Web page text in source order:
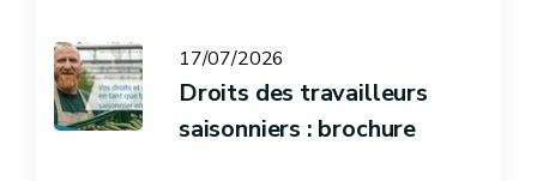
17/07/2026
Droits des travailleurs
saisonniers : brochure